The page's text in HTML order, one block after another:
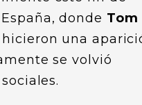
donde Tom
hicieron una
se volvió